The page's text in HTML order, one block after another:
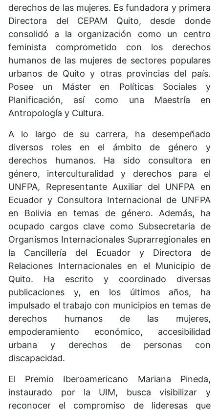
derechos de las mujeres. Es fundadora y primera
Directora del CEPAM Quito, desde donde
consolidó a la organización como un centro
feminista comprometido con los derechos
humanos de las mujeres de sectores populares
urbanos de Quito y otras provincias del país.
Posee un Máster en Políticas Sociales y
Planificación, así como una Maestría en
Antropología y Cultura.
A lo largo de su carrera, ha desempeñado
diversos roles en el ámbito de género y
derechos humanos. Ha sido consultora en
género, interculturalidad y derechos para el
UNFPA, Representante Auxiliar del UNFPA en
Ecuador y Consultora Internacional de UNFPA
en Bolivia en temas de género. Además, ha
ocupado cargos clave como Subsecretaria de
Organismos Internacionales Suprarregionales en
la Cancillería del Ecuador y Directora de
Relaciones Internacionales en el Municipio de
Quito. Ha escrito y coordinado diversas
publicaciones y, en los últimos años, ha
impulsado el trabajo con municipios en temas de
derechos humanos de las mujeres,
empoderamiento económico, accesibilidad
urbana y derechos de personas con
discapacidad.
El Premio Iberoamericano Mariana Pineda,
instaurado por la UIM, busca visibilizar y
reconocer el compromiso de lideresas que